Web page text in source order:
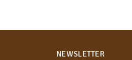
NEWSLETTER